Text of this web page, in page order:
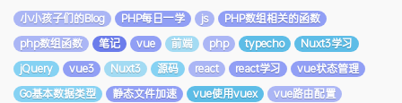
小小孩子们的Blog PHP每日一学 js
PHP数组相关的函数
php数组函数
笔记 vue 前端 php typecho
Nuxt3学习
jQuery
vue3 Nuxt3 源码 react react学习
vue状态管理
Go基本数据类型
静态文件加速 vue使用vuex
vue路由配置